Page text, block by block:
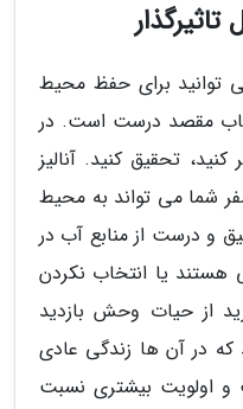
توانید برای حفظ محیط
مقصد درست است. در
تحقیق کنید. آنالیز
شما می تواند به محیط
و درست از منابع آب در
یا انتخاب نکردن
از حیات وحش بازدید
که در آن ها زندگی عادی
و اولویت بیشتری نسبت